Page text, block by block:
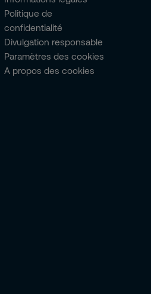
Politique de
confidentialité
Divulgation responsable
Paramètres des cookies
A propos des cookies